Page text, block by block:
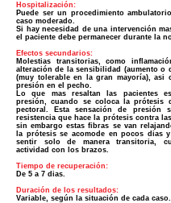
Hospitalización:
Puede ser un procedimiento
caso moderado.
Si hay necesidad de una intervención
el paciente debe permanecer durante la
Efectos secundarios:
Molestias transitorias, como
alteración de la sensibilidad (aumento o
(muy tolerable en la gran mayoría), asi
presión en el pecho.
Lo que mas resaltan las pacientes
presión, cuando se coloca la prótesis
pectoral. Esta sensación de presión
resistencia que hace la prótesis contra
sin embargo estas fibras se van
la prótesis se acomode en pocos dias
sentir solo de manera transitoria,
actividad con los brazos.
Tiempo de recuperación:
De 5 a 7 dias.
Duración de los resultados:
Variable, según la situación de cada caso.